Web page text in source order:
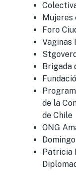
Mujeres
Foro
Vaginas
Brigada
de la
de Chile
ONG
Patricia